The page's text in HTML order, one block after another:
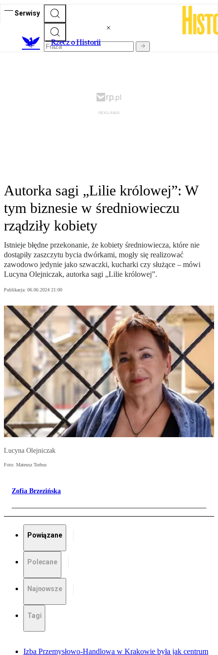
Serwisy
Rzecz o Historii
Autorka sagi „Lilie królowej”: W
tym biznesie w średniowieczu
rządziły kobiety
Istnieje błędne przekonanie, że kobiety średniowiecza, które nie
dostąpiły zaszczytu bycia dwórkami, mogły się realizować
zawodowo jedynie jako szwaczki, kucharki czy służące – mówi
Lucyna Olejniczak, autorka sagi „Lilie królowej”.
Publikacja: 06.06.2024 21:00
Lucyna Olejniczak
Foto: Mateusz Torbus
Zofia Brzezińska
Powiązane
Polecane
Najnowsze
Tagi
Izba Przemysłowo-Handlowa w Krakowie była jak centrum